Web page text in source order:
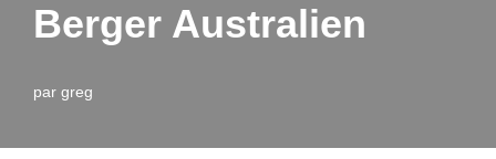
Berger Australien
par greg